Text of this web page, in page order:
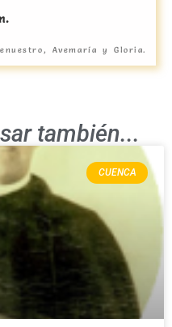
Avemaría y Gloria.
también...
CUENCA